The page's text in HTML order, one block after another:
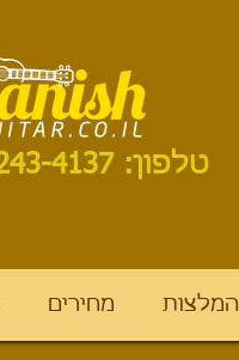
טלפון: 052-243-4137
מחירים המלצות